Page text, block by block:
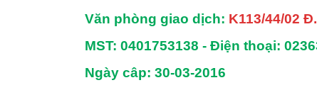
Văn phòng giao dịch: K113/44/02
MST: 0401753138 -Điện thoại:
Ngày câp: 30-03-2016